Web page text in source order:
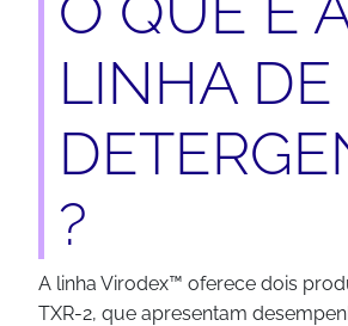
LINHA DE
?
A linha Virodex™ oferece dois
TXR-2, que apresentam